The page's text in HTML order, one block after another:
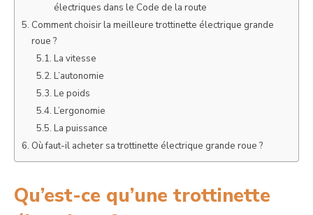
électriques dans le Code de la route
Comment choisir la meilleure trottinette électrique grande
roue ?
La vitesse
L’autonomie
Le poids
L’ergonomie
La puissance
Où faut-il acheter sa trottinette électrique grande roue ?
Qu’est-ce qu’une trottinette